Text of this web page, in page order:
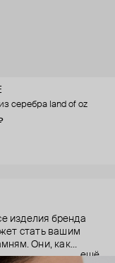
серебра land of oz
изделия бренда
стать вашим
Они, как
и
ещё